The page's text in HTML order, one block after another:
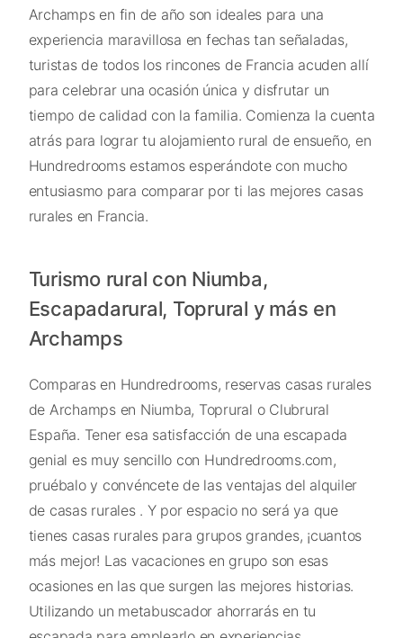
Archamps en fin de año son ideales para una
experiencia maravillosa en fechas tan señaladas,
turistas de todos los rincones de Francia acuden allí
para celebrar una ocasión única y disfrutar un
tiempo de calidad con la familia. Comienza la cuenta
atrás para lograr tu alojamiento rural de ensueño, en
Hundredrooms estamos esperándote con mucho
entusiasmo para comparar por ti las mejores casas
rurales en Francia.
Turismo rural con Niumba,
Escapadarural, Toprural y más en
Archamps
Comparas en Hundredrooms, reservas casas rurales
de Archamps en Niumba, Toprural o Clubrural
España. Tener esa satisfacción de una escapada
genial es muy sencillo con Hundredrooms.com,
pruébalo y convéncete de las ventajas del alquiler
de casas rurales . Y por espacio no será ya que
tienes casas rurales para grupos grandes, ¡cuantos
más mejor! Las vacaciones en grupo son esas
ocasiones en las que surgen las mejores historias.
Utilizando un metabuscador ahorrarás en tu